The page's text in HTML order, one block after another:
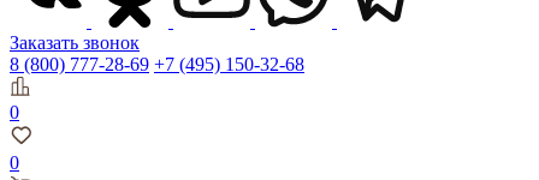
Заказать звонок
8 (800) 777-28-69 +7 (495) 150-32-68
0
0